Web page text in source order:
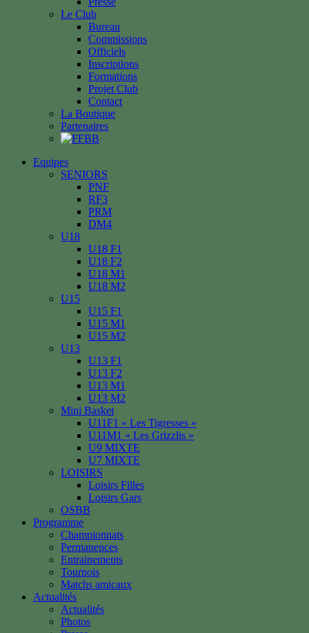
Le Club
Bureau
Commissions
Officiels
Inscriptions
Formations
Projet Club
Contact
La Boutique
Partenaires
Equipes
SENIORS
PNF
RF3
PRM
DM4
U18
U18 F1
U18 F2
U18 M1
U18 M2
U15
U15 F1
U15 M1
U15 M2
U13
U13 F1
U13 F2
U13 M1
U13 M2
Mini Basket
U11F1 « Les Tigresses »
U11M1 « Les Grizzlis »
U9 MIXTE
U7 MIXTE
LOISIRS
Loisirs Filles
Loisirs Gars
OSBB
Programme
Championnats
Permanences
Entrainements
Tournois
Matchs amicaux
Actualités
Actualités
Photos